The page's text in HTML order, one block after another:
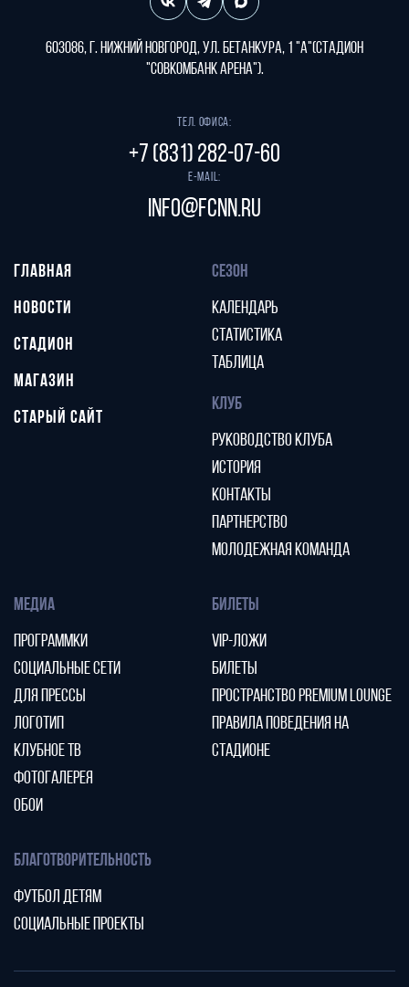
603086, г. Нижний Новгород, ул. Бетанкура, 1 "А"(стадион
"СОВКОМБАНК АРЕНА").
Тел. офиса:
+7 (831) 282-07-60
E-mail:
info@fcnn.ru
ГЛАВНАЯ
НОВОСТИ
СТАДИОН
МАГАЗИН
СТАРЫЙ САЙТ
СЕЗОН
КАЛЕНДАРЬ
СТАТИСТИКА
ТАБЛИЦА
КЛУБ
РУКОВОДСТВО КЛУБА
ИСТОРИЯ
КОНТАКТЫ
ПАРТНЕРСТВО
МОЛОДЕЖНАЯ КОМАНДА
МЕДИА
ПРОГРАММКИ
СОЦИАЛЬНЫЕ СЕТИ
ДЛЯ ПРЕССЫ
ЛОГОТИП
КЛУБНОЕ ТВ
ФОТОГАЛЕРЕЯ
ОБОИ
БИЛЕТЫ
VIP-ЛОЖИ
БИЛЕТЫ
ПРОСТРАНСТВО PREMIUM LOUNGE
ПРАВИЛА ПОВЕДЕНИЯ НА
СТАДИОНЕ
БЛАГОТВОРИТЕЛЬНОСТЬ
ФУТБОЛ ДЕТЯМ
СОЦИАЛЬНЫЕ ПРОЕКТЫ